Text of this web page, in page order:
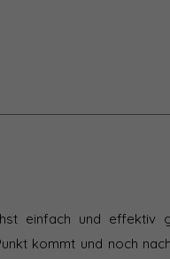
einfach und effektiv
kommt und noch